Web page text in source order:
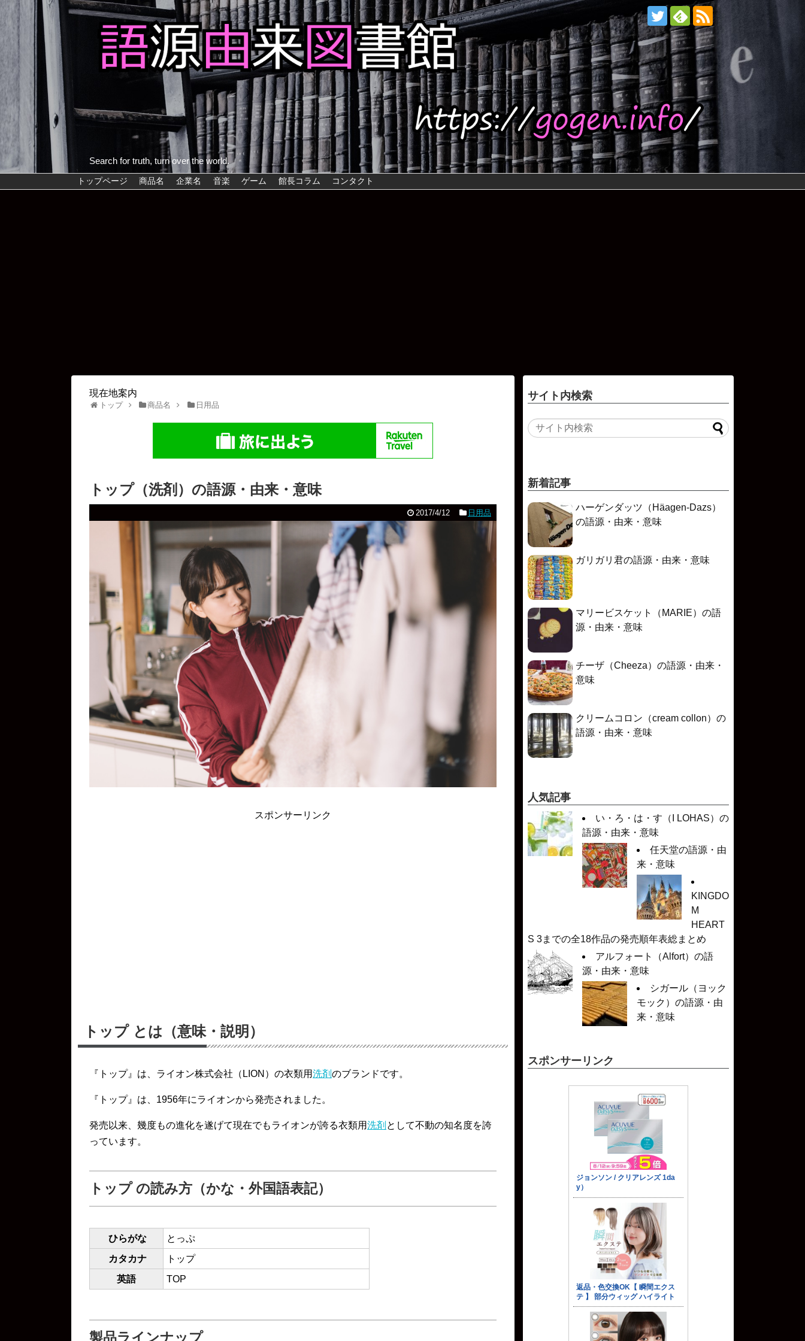
Search for truth, turn over the world.
トップページ 商品名 企業名 音楽 ゲーム 館長コラム コンタクト
現在地案内
トップ 商品名 日用品
トップ（洗剤）の語源・由来・意味
2017/4/12 日用品
スポンサーリンク
トップ とは（意味・説明）
『トップ』は、ライオン株式会社（LION）の衣類用洗剤のブランドです。
『トップ』は、1956年にライオンから発売されました。
発売以来、幾度もの進化を遂げて現在でもライオンが誇る衣類用洗剤 として不動の知名度を誇
っています。
トップ の読み方（かな・外国語表記）
ひらがな
とっぷ
カタカナ
トップ
英語
TOP
製品ラインナップ
サイト内検索
新着記事
ハーゲンダッツ（Häagen-Dazs）
の語源・由来・意味
ガリガリ君の語源・由来・意味
マリービスケット（MARIE）の語
源・由来・意味
チーザ（Cheeza）の語源・由来・
意味
クリームコロン（cream collon）の
語源・由来・意味
人気記事
い・ろ・は・す（I LOHAS）の
語源・由来・意味
任天堂の語源・由
来・意味
KINGDO
M
HEART
S 3までの全18作品の発売順年表総まとめ
アルフォート（Alfort）の語
源・由来・意味
シガール（ヨック
モック）の語源・由
来・意味
スポンサーリンク